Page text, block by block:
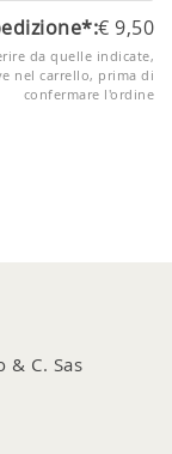
€ 9,50
da quelle indicate,
nel carrello, prima di
confermare l'ordine
& C. Sas